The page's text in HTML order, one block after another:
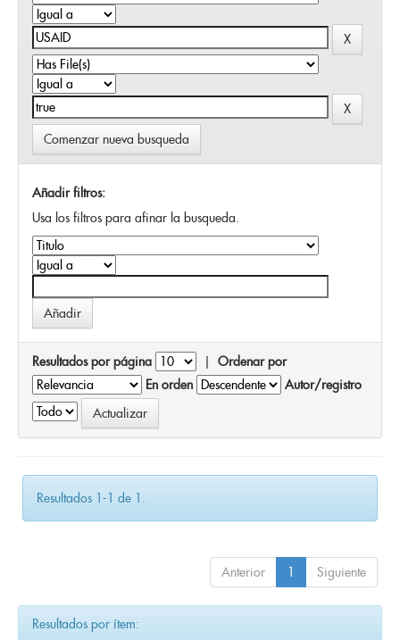
Comenzar nueva busqueda
Añadir filtros:
Usa los filtros para afinar la busqueda.
Resultados por página | Ordenar por
En orden
Autor/registro
Resultados 1-1 de 1.
Anterior 1 Siguiente
Resultados por ítem: